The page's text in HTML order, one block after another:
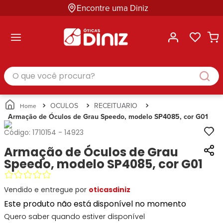
Encontre uma Diniz
Masculino
Feminino
Infantil
Unissex
Busque
Marcas
Ana
Hickmann
Bulget
Miu-
Miu
Guess
Lacoste
Categorias
Masculino
Feminino
Infantil
Unissex
Por
Ray-
Ban
Prada
Ana
Hickmann
Tecnol
Correntes
para
Óculos
Estojos
para
Óculos
Soluções
e
Cuidados
Busque
Ray-
Ban
Armani
Exchange
Tommy
Hilfiger
Ana
Hickmann
Guess
Speedo
Categoria
Armações
de Óculos
Óculos
de Sol
para
Óculos
Estojo
para
Óculos
Gênero
Masculino
Feminino
O que você procura?
OCULOS
RECEITUARIO
Armação de Óculos de Grau Speedo, modelo SP4085, cor G01
Código: 1710154 - 14923
Armação de Óculos de Grau
Speedo, modelo SP4085, cor G01
Vendido e entregue por oticasdiniz
Este produto não está disponível no momento
Quero saber quando estiver disponível